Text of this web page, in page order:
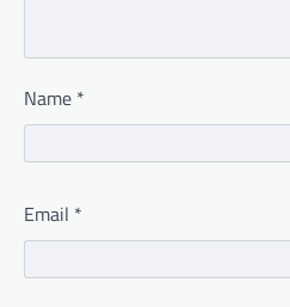
Name *
Email *